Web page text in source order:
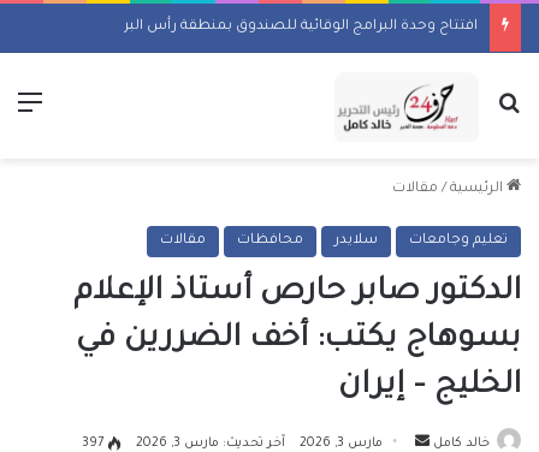
افتتاح وحدة البرامج الوقائية للصندوق بمنطقة رأس البر
بحث عن
الرئيسية / مقالات
تعليم وجامعات سلايدر محافظات مقالات
الدكتور صابر حارص أستاذ الإعلام
بسوهاج يكتب: أخف الضررين في
الخليج – إيران
خالد كامل
أرسل مارس 3, 2026 آخر تحديث: مارس 3, 2026 397